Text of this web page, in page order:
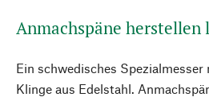
Anmachspäne herstellen
Ein schwedisches
Klinge aus Edelstahl.